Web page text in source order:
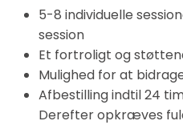
5-8 individuelle
session
Et fortroligt og
Mulighed for at
Afbestilling indtil 24
Derefter opkræves